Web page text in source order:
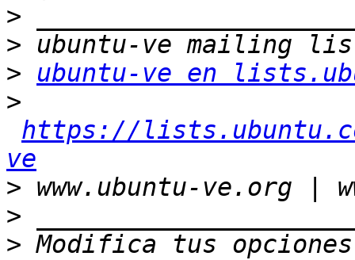
>
>
>
ubuntu-ve en
>
https://
ve
>
>
> Modifica tus